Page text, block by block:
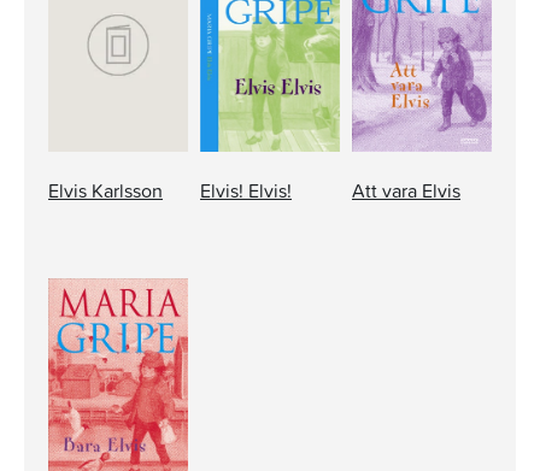
Elvis Karlsson Elvis! Elvis! Att vara Elvis